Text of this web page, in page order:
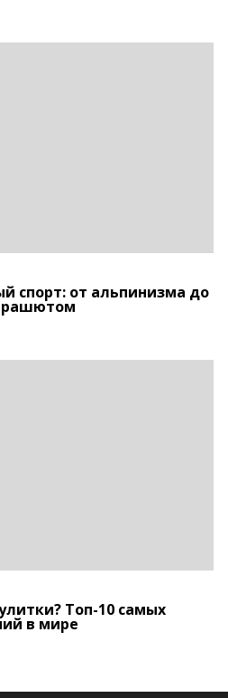
спорт: от альпинизма до
Топ-10 самых
в мире